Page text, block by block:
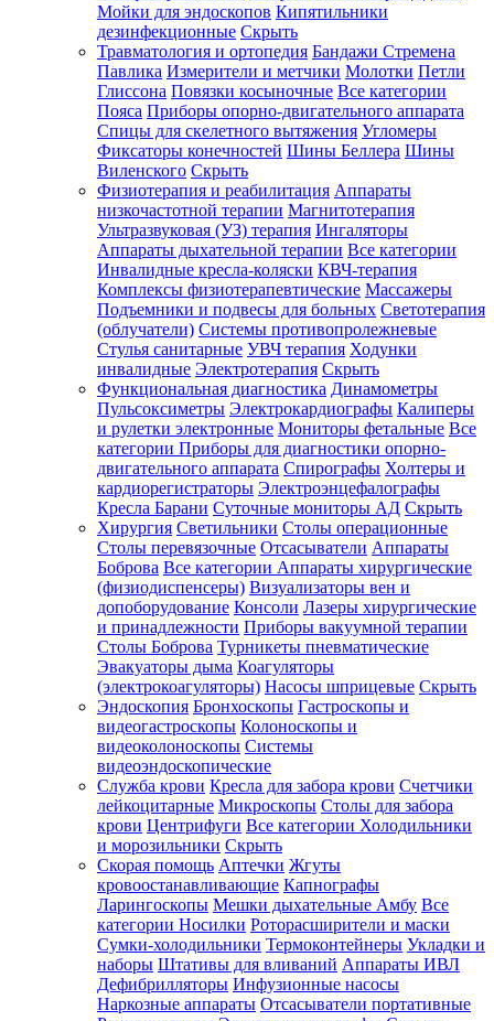
Мойки для эндоскопов Кипятильники
дезинфекционные Скрыть
Травматология и ортопедия Бандажи Стремена
Павлика Измерители и метчики Молотки Петли
Глиссона Повязки косыночные Все категории
Пояса Приборы опорно-двигательного аппарата
Спицы для скелетного вытяжения Угломеры
Фиксаторы конечностей Шины Беллера Шины
Виленского Скрыть
Физиотерапия и реабилитация Аппараты
низкочастотной терапии Магнитотерапия
Ультразвуковая (УЗ) терапия Ингаляторы
Аппараты дыхательной терапии Все категории
Инвалидные кресла-коляски КВЧ-терапия
Комплексы физиотерапевтические Массажеры
Подъемники и подвесы для больных Светотерапия
(облучатели) Системы противопролежневые
Стулья санитарные УВЧ терапия Ходунки
инвалидные Электротерапия Скрыть
Функциональная диагностика Динамометры
Пульсоксиметры Электрокардиографы Калиперы
и рулетки электронные Мониторы фетальные Все
категории Приборы для диагностики опорно-
двигательного аппарата Спирографы Холтеры и
кардиорегистраторы Электроэнцефалографы
Кресла Барани Суточные мониторы АД Скрыть
Хирургия Светильники Столы операционные
Столы перевязочные Отсасыватели Аппараты
Боброва Все категории Аппараты хирургические
(физиодиспенсеры) Визуализаторы вен и
допоборудование Консоли Лазеры хирургические
и принадлежности Приборы вакуумной терапии
Столы Боброва Турникеты пневматические
Эвакуаторы дыма Коагуляторы
(электрокоагуляторы) Насосы шприцевые Скрыть
Эндоскопия Бронхоскопы Гастроскопы и
видеогастроскопы Колоноскопы и
видеоколоноскопы Системы
видеоэндоскопические
Служба крови Кресла для забора крови Счетчики
лейкоцитарные Микроскопы Столы для забора
крови Центрифуги Все категории Холодильники
и морозильники Скрыть
Скорая помощь Аптечки Жгуты
кровоостанавливающие Капнографы
Ларингоскопы Мешки дыхательные Амбу Все
категории Носилки Роторасширители и маски
Сумки-холодильники Термоконтейнеры Укладки и
наборы Штативы для вливаний Аппараты ИВЛ
Дефибрилляторы Инфузионные насосы
Наркозные аппараты Отсасыватели портативные